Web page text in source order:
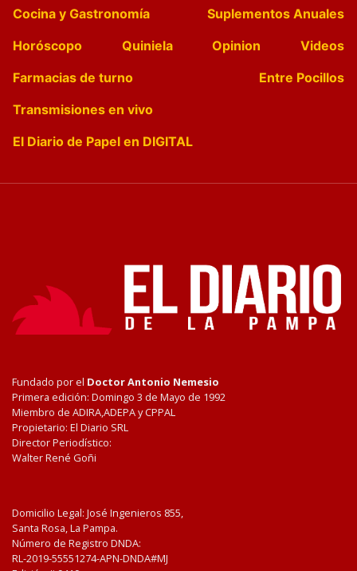
Cocina y Gastronomía
Suplementos Anuales
Horóscopo
Quiniela Opinion
Videos
Farmacias de turno
Entre Pocillos
Transmisiones en vivo
El Diario de Papel en DIGITAL
Fundado por el Doctor Antonio Nemesio
Primera edición: Domingo 3 de Mayo de 1992
Miembro de ADIRA,ADEPA y CPPAL
Propietario: El Diario SRL
Director Periodístico:
Walter René Goñi
Domicilio Legal: José Ingenieros 855,
Santa Rosa, La Pampa.
Número de Registro DNDA:
RL-2019-55551274-APN-DNDA#MJ